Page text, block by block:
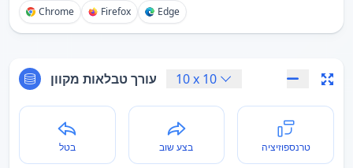
Chrome Firefox Edge
עורך טבלאות מקוון 10x 10
בטל בצע שוב טרנספוזיציה